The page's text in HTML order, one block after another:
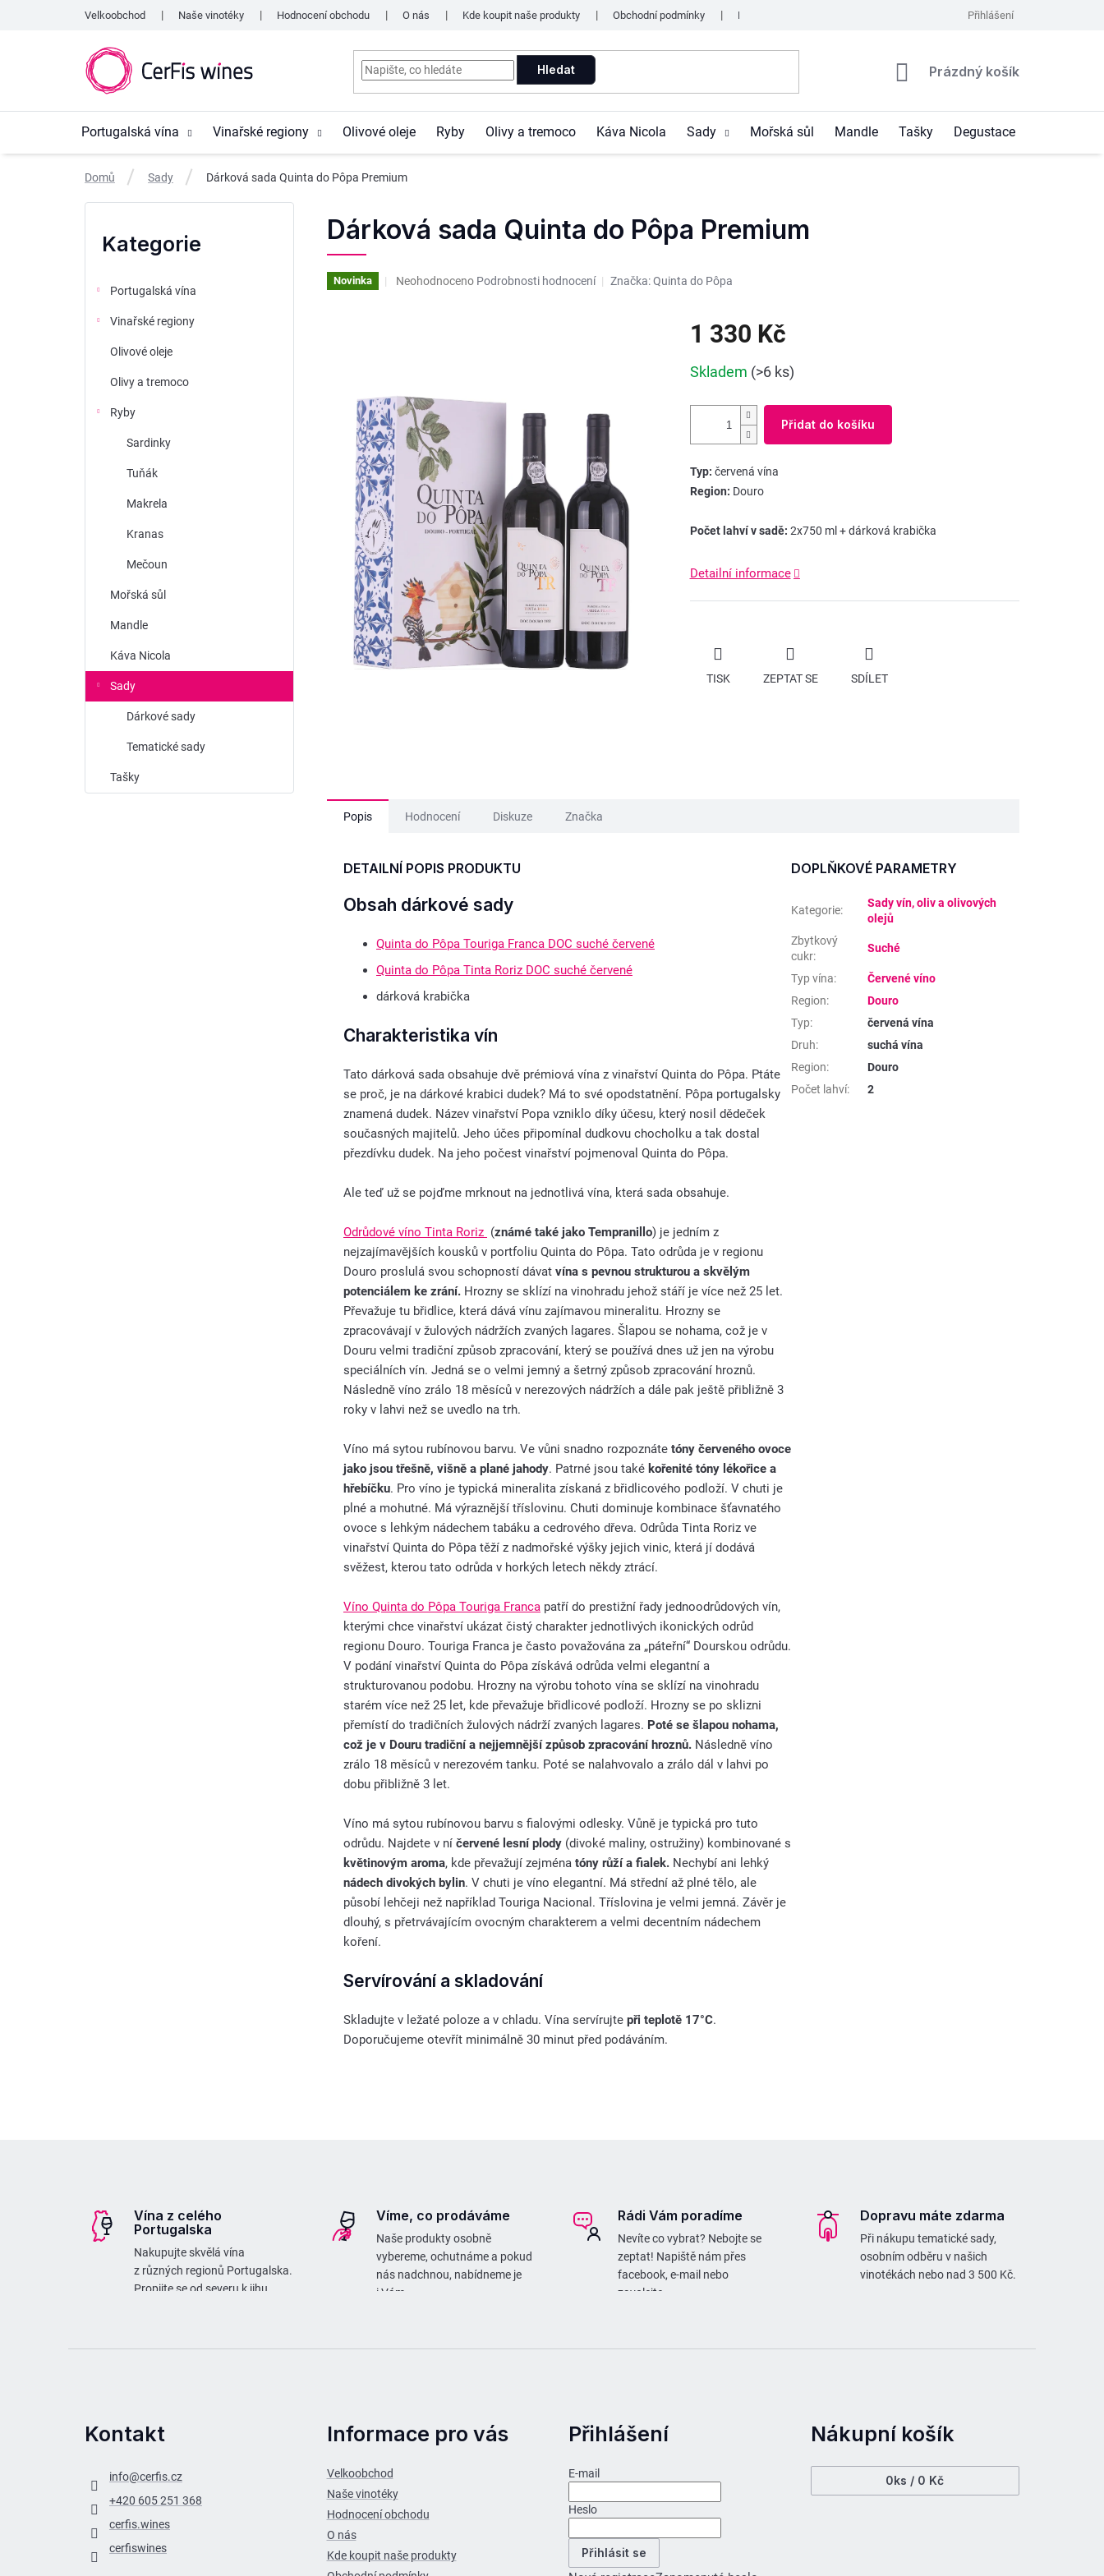
Velkoobchod Naše vinotéky Hodnocení obchodu O nás Kde koupit naše produkty Obchodní podmínky Podmínky ochrany osobních údajů Kontakty Moje objednávka
Přihlášení
Hledat
Nákupní
Prázdný košík
Portugalská vína Vinařské regiony Olivové oleje Ryby Olivy a tremoco Káva Nicola Sady Mořská sůl Mandle Tašky Degustace
Domů Sady Dárková sada Quinta do Pôpa Premium
kategorie
Kategorie
Portugalská vína
Vinařské regiony
Olivové oleje
Olivy a tremoco
Ryby
Sardinky
Tuňák
Makrela
Kranas
Mečoun
Mořská sůl
Mandle
Káva Nicola
Sady
Dárkové sady
Tematické sady
Tašky
Dárková sada Quinta do Pôpa Premium
Novinka
Průměrné
Neohodnoceno Podrobnosti hodnocení Značka:Quinta do Pôpa
1 330 Kč
cena:
Skladem (>6 ks)
Přidat do košíku
Typ: červená vína
Region: Douro
Počet lahví v sadě: 2x750 ml + dárková krabička
Detailní informace
TISK ZEPTAT SE SDÍLET
Popis Hodnocení Diskuze Značka
DETAILNÍ POPIS PRODUKTU
Obsah dárkové sady
Quinta do Pôpa Touriga Franca DOC suché červené
Quinta do Pôpa Tinta Roriz DOC suché červené
dárková krabička
Charakteristika vín
Tato dárková sada obsahuje dvě prémiová vína z vinařství Quinta do Pôpa. Ptáte
se proč, je na dárkové krabici dudek? Má to své opodstatnění. Pôpa portugalsky
znamená dudek. Název vinařství Popa vzniklo díky účesu, který nosil dědeček
současných majitelů. Jeho účes připomínal dudkovu chocholku a tak dostal
přezdívku dudek. Na jeho počest vinařství pojmenoval Quinta do Pôpa.
Ale teď už se pojďme mrknout na jednotlivá vína, která sada obsahuje.
Odrůdové víno Tinta Roriz (známé také jako Tempranillo) je jedním z
nejzajímavějších kousků v portfoliu Quinta do Pôpa. Tato odrůda je v regionu
Douro proslulá svou schopností dávat vína s pevnou strukturou a skvělým
potenciálem ke zrání. Hrozny se sklízí na vinohradu jehož stáří je více než 25 let.
Převažuje tu břidlice, která dává vínu zajímavou mineralitu. Hrozny se
zpracovávají v žulových nádržích zvaných lagares. Šlapou se nohama, což je v
Douru velmi tradiční způsob zpracování, který se používá dnes už jen na výrobu
speciálních vín. Jedná se o velmi jemný a šetrný způsob zpracování hroznů.
Následně víno zrálo 18 měsíců v nerezových nádržích a dále pak ještě přibližně 3
roky v lahvi než se uvedlo na trh.
Víno má sytou rubínovou barvu. Ve vůni snadno rozpoznáte tóny červeného ovoce
jako jsou třešně, višně a plané jahody. Patrné jsou také kořenité tóny lékořice a
hřebíčku. Pro víno je typická mineralita získaná z břidlicového podloží. V chuti je
plné a mohutné. Má výraznější tříslovinu. Chuti dominuje kombinace šťavnatého
ovoce s lehkým nádechem tabáku a cedrového dřeva. Odrůda Tinta Roriz ve
vinařství Quinta do Pôpa těží z nadmořské výšky jejich vinic, která jí dodává
svěžest, kterou tato odrůda v horkých letech někdy ztrácí.
Víno Quinta do Pôpa Touriga Franca patří do prestižní řady jednoodrůdových vín,
kterými chce vinařství ukázat čistý charakter jednotlivých ikonických odrůd
regionu Douro. Touriga Franca je často považována za „páteřní“ Dourskou odrůdu.
V podání vinařství Quinta do Pôpa získává odrůda velmi elegantní a
strukturovanou podobu. Hrozny na výrobu tohoto vína se sklízí na vinohradu
starém více než 25 let, kde převažuje břidlicové podloží. Hrozny se po sklizni
přemístí do tradičních žulových nádrží zvaných lagares. Poté se šlapou nohama,
což je v Douru tradiční a nejjemnější způsob zpracování hroznů. Následně víno
zrálo 18 měsíců v nerezovém tanku. Poté se nalahvovalo a zrálo dál v lahvi po
dobu přibližně 3 let.
Víno má sytou rubínovou barvu s fialovými odlesky. Vůně je typická pro tuto
odrůdu. Najdete v ní červené lesní plody (divoké maliny, ostružiny) kombinované s
květinovým aroma, kde převažují zejména tóny růží a fialek. Nechybí ani lehký
nádech divokých bylin. V chuti je víno elegantní. Má střední až plné tělo, ale
působí lehčeji než například Touriga Nacional. Tříslovina je velmi jemná. Závěr je
dlouhý, s přetrvávajícím ovocným charakterem a velmi decentním nádechem
koření.
Servírování a skladování
Skladujte v ležaté poloze a v chladu. Vína servírujte při teplotě 17°C.
Doporučujeme otevřít minimálně 30 minut před podáváním.
DOPLŇKOVÉ PARAMETRY
Kategorie:
Sady vín, oliv a olivových
olejů
Zbytkový
cukr:
Suché
Typ vína:
Červené víno
Region:
Douro
Typ:
červená vína
Druh:
suchá vína
Region:
Douro
Počet lahví: 2
Vína z celého
Portugalska
Nakupujte skvělá vína
z různých regionů Portugalska.
Propijte se od severu k jihu
Víme, co prodáváme
Naše produkty osobně
vybereme, ochutnáme a pokud
nás nadchnou, nabídneme je
i Vám.
Rádi Vám poradíme
Nevíte co vybrat? Nebojte se
zeptat! Napiště nám přes
facebook, e-mail nebo
zavolejte.
Dopravu máte zdarma
Při nákupu tematické sady,
osobním odběru v našich
vinotékách nebo nad 3 500 Kč.
Kontakt
info@cerfis.cz
+420 605 251 368
cerfis.wines
cerfiswines
Informace pro vás
Velkoobchod
Naše vinotéky
Hodnocení obchodu
O nás
Kde koupit naše produkty
Přihlášení
E-mail
Heslo
Přihlásit se
Nákupní košík
0ks / 0 Kč